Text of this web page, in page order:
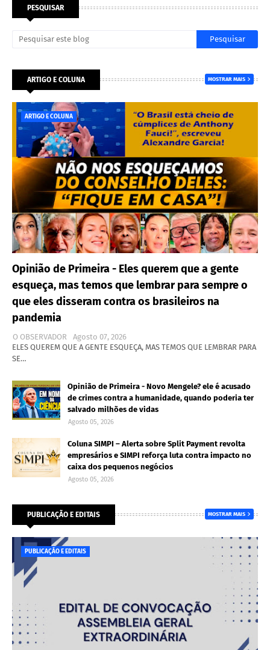
PESQUISAR
ARTIGO E COLUNA MOSTRAR MAIS
ARTIGO E COLUNA
Opinião de Primeira - Eles querem que a gente
esqueça, mas temos que lembrar para sempre o
que eles disseram contra os brasileiros na
pandemia
O OBSERVADOR
Agosto 07, 2026
ELES QUEREM QUE A GENTE ESQUEÇA, MAS TEMOS QUE LEMBRAR PARA
SE…
Opinião de Primeira - Novo Mengele? ele é acusado
de crimes contra a humanidade, quando poderia ter
salvado milhões de vidas
Agosto 05, 2026
Coluna SIMPI – Alerta sobre Split Payment revolta
empresários e SIMPI reforça luta contra impacto no
caixa dos pequenos negócios
Agosto 05, 2026
PUBLICAÇÃO E EDITAIS MOSTRAR MAIS
PUBLICAÇÃO E EDITAIS